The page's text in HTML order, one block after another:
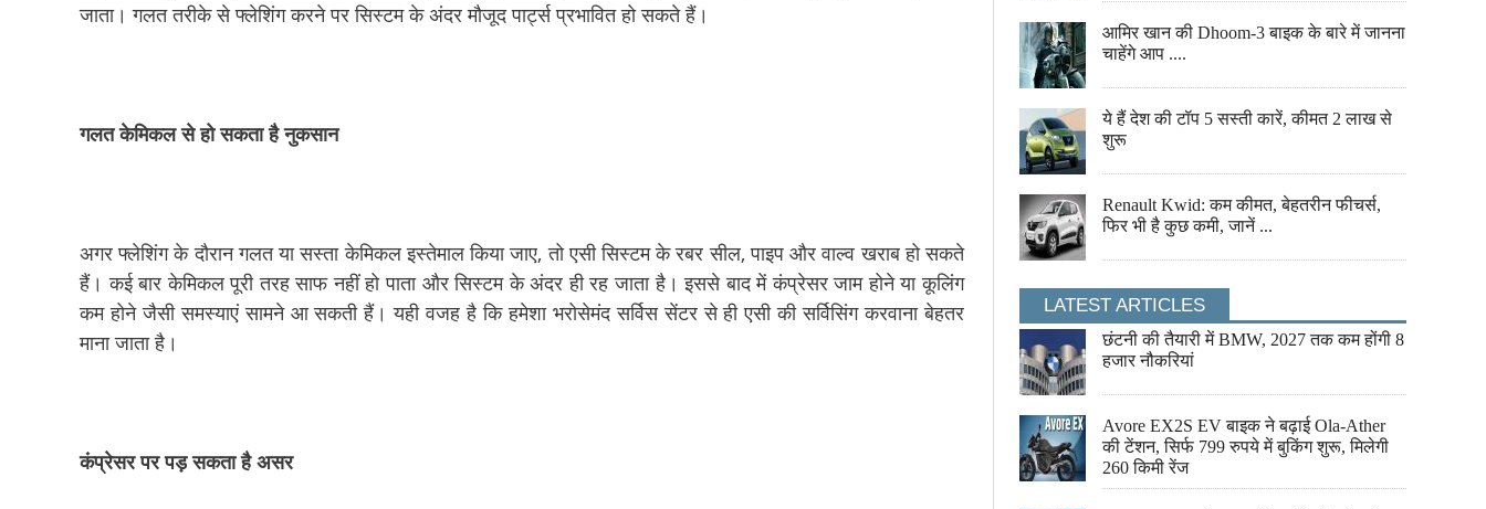
जाता। गलत तरीके से फ्लेशिंग करने पर सिस्टम के अंदर मौजूद पार्ट्स प्रभावित हो सकते हैं।
गलत केमिकल से हो सकता है नुकसान
अगर फ्लेशिंग के दौरान गलत या सस्ता केमिकल इस्तेमाल किया जाए, तो एसी सिस्टम के रबर सील, पाइप और वाल्व खराब हो सकते
हैं। कई बार केमिकल पूरी तरह साफ नहीं हो पाता और सिस्टम के अंदर ही रह जाता है। इससे बाद में कंप्रेसर जाम होने या कूलिंग
कम होने जैसी समस्याएं सामने आ सकती हैं। यही वजह है कि हमेशा भरोसेमंद सर्विस सेंटर से ही एसी की सर्विसिंग करवाना बेहतर
माना जाता है।
कंप्रेसर पर पड़ सकता है असर
आमिर खान की Dhoom-3 बाइक के बारे में जानना
चाहेंगे आप ....
ये हैं देश की टॉप 5 सस्ती कारें, कीमत 2 लाख से
शुरू
Renault Kwid: कम कीमत, बेहतरीन फीचर्स,
फिर भी है कुछ कमी, जानें ...
LATEST ARTICLES
छंटनी की तैयारी में BMW, 2027 तक कम होंगी 8
हजार नौकरियां
Avore EX2S EV बाइक ने बढ़ाई Ola-Ather
की टेंशन, सिर्फ 799 रुपये में बुकिंग शुरू, मिलेगी
260 किमी रेंज